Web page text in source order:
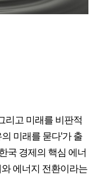
리고 미래를 비판적
미래를 묻다'가 출
국 경제의 핵심 에너
에너지 전환이라는